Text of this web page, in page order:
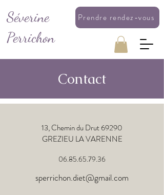
Séverine
Perrichon
Prendre rendez-vous
Contact
13, Chemin du Drut 69290
GREZIEU LA VARENNE
06.85.65.79.36
sperrichon.diet@gmail.com